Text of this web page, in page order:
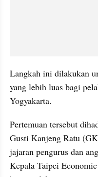
Langkah ini dilakukan
yang lebih luas bagi
Yogyakarta.
Pertemuan tersebut
Gusti Kanjeng Ratu
jajaran pengurus dan
Kepala Taipei